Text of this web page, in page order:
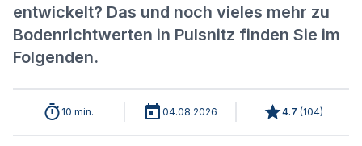
entwickelt? Das und noch vieles mehr zu
Bodenrichtwerten in Pulsnitz finden Sie im
Folgenden.
10 min. 04.08.2026 4.7 (104)